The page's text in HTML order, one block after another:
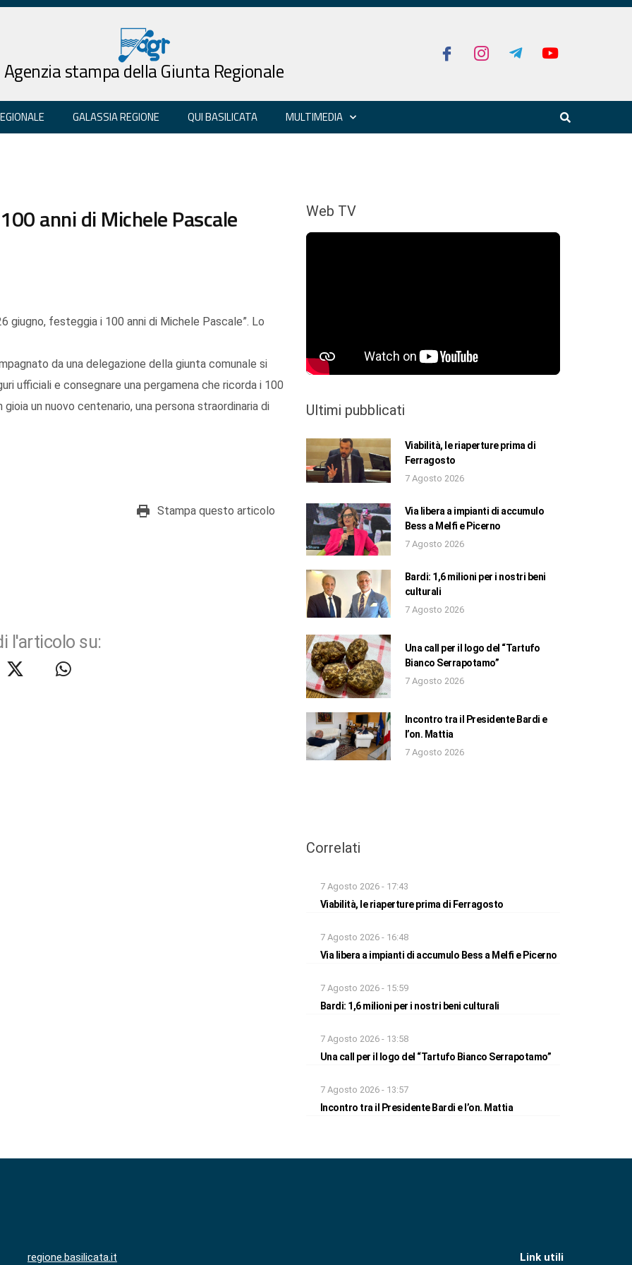
Agenzia stampa della Giunta Regionale
GALASSIA REGIONE QUI BASILICATA MULTIMEDIA
anni di Michele Pascale
giugno, festeggia i 100 anni di Michele Pascale”. Lo
da una delegazione della giunta comunale si
ufficiali e consegnare una pergamena che ricorda i 100
un nuovo centenario, una persona straordinaria di
Stampa questo articolo
l'articolo su:
Web TV
Ultimi pubblicati
Viabilità, le riaperture prima di
Ferragosto
7 Agosto 2026
Via libera a impianti di accumulo
Bess a Melfi e Picerno
7 Agosto 2026
Bardi: 1,6 milioni per i nostri beni
culturali
7 Agosto 2026
Una call per il logo del “Tartufo
Bianco Serrapotamo”
7 Agosto 2026
Incontro tra il Presidente Bardi e
l’on. Mattia
7 Agosto 2026
Correlati
7 Agosto 2026 - 17:43
Viabilità, le riaperture prima di Ferragosto
7 Agosto 2026 - 16:48
Via libera a impianti di accumulo Bess a Melfi e Picerno
7 Agosto 2026 - 15:59
Bardi: 1,6 milioni per i nostri beni culturali
7 Agosto 2026 - 13:58
Una call per il logo del “Tartufo Bianco Serrapotamo”
7 Agosto 2026 - 13:57
Incontro tra il Presidente Bardi e l’on. Mattia
regione.basilicata.it Link utili